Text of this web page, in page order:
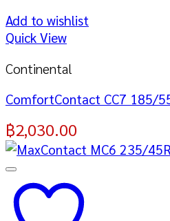
Add to wishlist
Quick View
Continental
ComfortContact CC7 185/
฿2,030.00